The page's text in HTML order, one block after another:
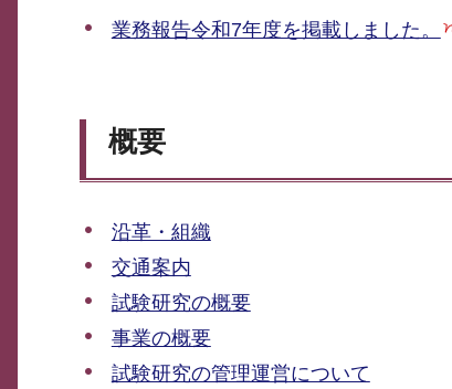
業務報告令和7年度を掲載しました。
概要
沿革・組織
交通案内
試験研究の概要
事業の概要
試験研究の管理運営について